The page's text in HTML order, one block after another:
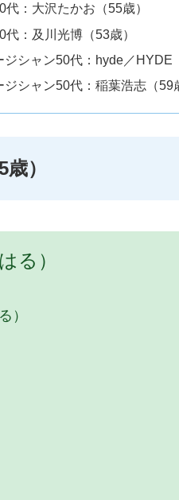
代：大沢たかお（55歳）
代：及川光博（53歳）
ジシャン50代：hyde／HYDE
ジシャン50代：稲葉浩志（59
）
る）
）